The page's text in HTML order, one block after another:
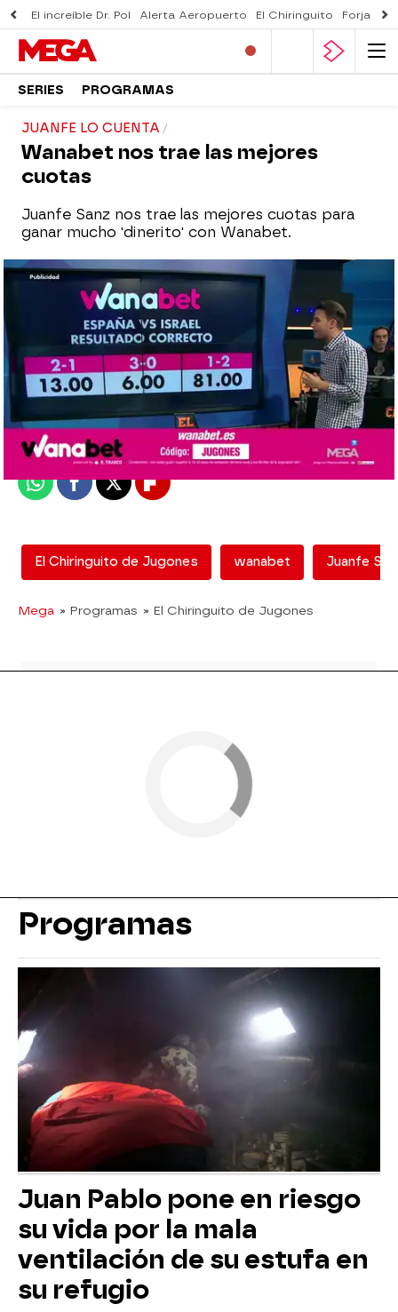
El increíble Dr. Pol Alerta Aeropuerto El Chiringuito Forjado
SERIES PROGRAMAS
JUANFE LO CUENTA
Wanabet nos trae las mejores
cuotas
Juanfe Sanz nos trae las mejores cuotas para
ganar mucho 'dinerito' con Wanabet.
mega
Publicado: 08 de junio de 2018, 17:11
WhatsappFacebook
X Flipboard
El Chiringuito de Jugones wanabet Juanfe
Mega » Programas » El Chiringuito de Jugones
Programas
Juan Pablo pone en riesgo
su vida por la mala
ventilación de su estufa en
su refugio